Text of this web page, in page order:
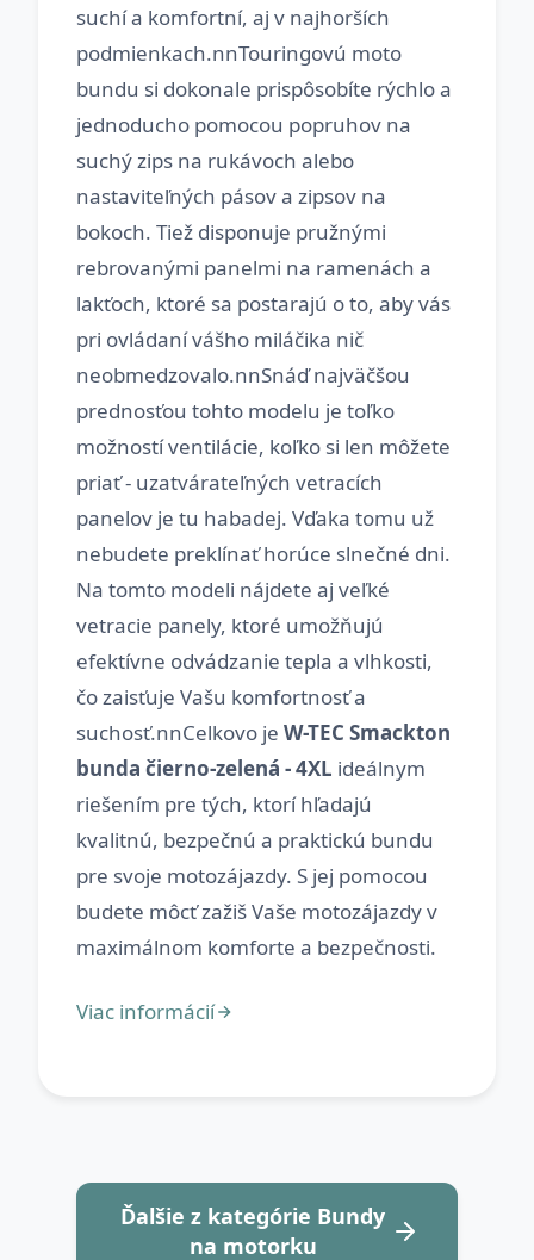
suchí a komfortní, aj v najhorších
podmienkach.nnTouringovú moto
bundu si dokonale prispôsobíte rýchlo a
jednoducho pomocou popruhov na
suchý zips na rukávoch alebo
nastaviteľných pásov a zipsov na
bokoch. Tiež disponuje pružnými
rebrovanými panelmi na ramenách a
lakťoch, ktoré sa postarajú o to, aby vás
pri ovládaní vášho miláčika nič
neobmedzovalo.nnSnáď najväčšou
prednosťou tohto modelu je toľko
možností ventilácie, koľko si len môžete
priať - uzatvárateľných vetracích
panelov je tu habadej. Vďaka tomu už
nebudete preklínať horúce slnečné dni.
Na tomto modeli nájdete aj veľké
vetracie panely, ktoré umožňujú
efektívne odvádzanie tepla a vlhkosti,
čo zaisťuje Vašu komfortnosť a
suchosť.nnCelkovo je W-TEC Smackton
bunda čierno-zelená - 4XL ideálnym
riešením pre tých, ktorí hľadajú
kvalitnú, bezpečnú a praktickú bundu
pre svoje motozájazdy. S jej pomocou
budete môcť zažiš Vaše motozájazdy v
Ďalšie z kategórie Bundy
na motorku